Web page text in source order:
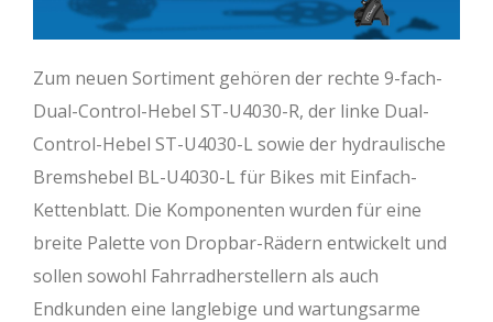
Zum neuen Sortiment gehören der rechte 9-fach-
Dual-Control-Hebel ST-U4030-R, der linke Dual-
Control-Hebel ST-U4030-L sowie der hydraulische
Bremshebel BL-U4030-L für Bikes mit Einfach-
Kettenblatt. Die Komponenten wurden für eine
breite Palette von Dropbar-Rädern entwickelt und
sollen sowohl Fahrradherstellern als auch
Endkunden eine langlebige und wartungsarme